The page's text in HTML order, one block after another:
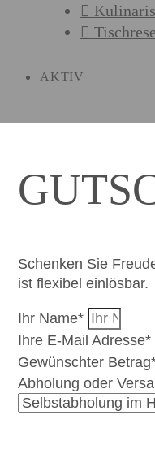
AKTIV
ZUR
Schenken Sie
ist flexibel einlösbar.
Ihr Name*
Ihre E-Mail Adresse*
Gewünschter
Abholung oder